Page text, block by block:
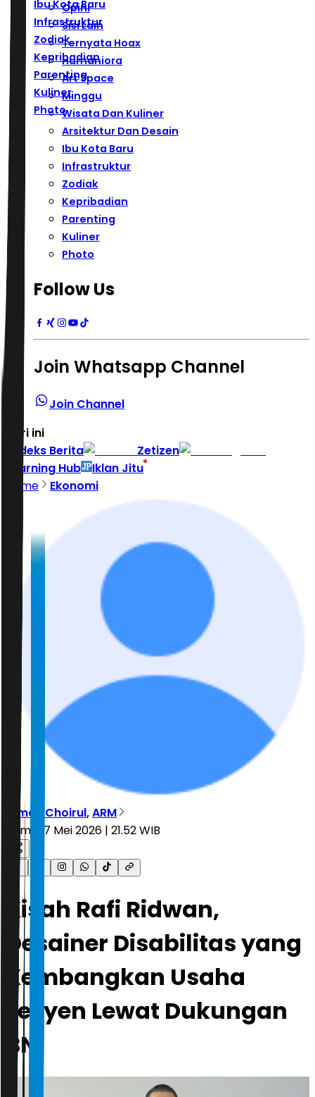
Ibu Kota Baru
Infrastruktur
Zodiak
Kepribadian
Parenting
Kuliner
Photo
Opini
Sisi Lain
Ternyata Hoax
Humaniora
Art Space
Minggu
Wisata Dan Kuliner
Arsitektur Dan Desain
Ibu Kota Baru
Infrastruktur
Zodiak
Kepribadian
Parenting
Kuliner
Photo
Follow Us
Join Whatsapp Channel
Join Channel
Hari ini
Indeks Berita
Zetizen
Learning Hub
Iklan Jitu
Home
Ekonomi
Dimas Choirul,ARM
Kamis, 7 Mei 2026 | 21.52 WIB
Kisah Rafi Ridwan,
Desainer Disabilitas yang
Kembangkan Usaha
Fesyen Lewat Dukungan
BNI